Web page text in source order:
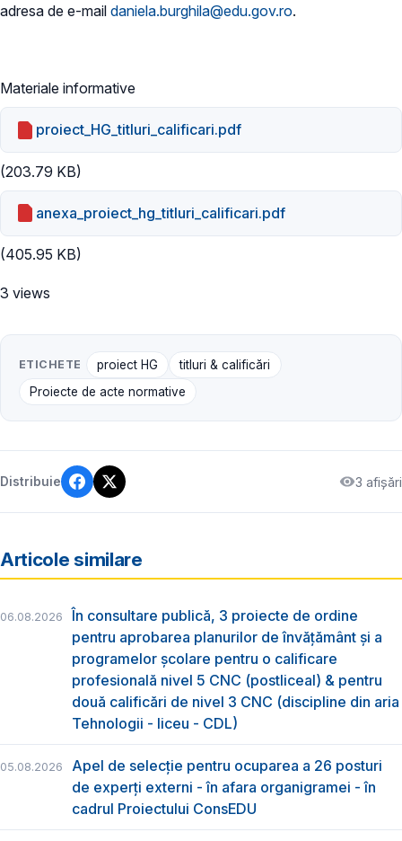
adresa de e-mail daniela.burghila@edu.gov.ro.
Materiale informative
proiect_HG_titluri_calificari.pdf
(203.79 KB)
anexa_proiect_hg_titluri_calificari.pdf
(405.95 KB)
3 views
ETICHETE proiect HG
titluri & calificări
Proiecte de acte normative
Distribuie 3 afișări
Articole similare
06.08.2026
În consultare publică, 3 proiecte de ordine
pentru aprobarea planurilor de învățământ și a
programelor școlare pentru o calificare
profesională nivel 5 CNC (postliceal) & pentru
două calificări de nivel 3 CNC (discipline din aria
Tehnologii - liceu - CDL)
05.08.2026
Apel de selecție pentru ocuparea a 26 posturi
de experți externi - în afara organigramei - în
cadrul Proiectului ConsEDU